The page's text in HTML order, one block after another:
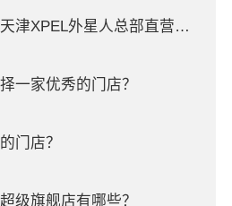
天津汽车贴膜，首选天津XPEL外星人总部直营店，高口碑店
一家优秀的门店？
门店？
级旗舰店有哪些？